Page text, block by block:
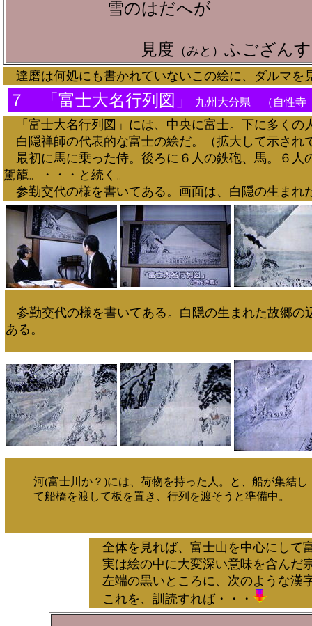
雪のはだへが
見度 （みと） ふござん
達磨は何処にも書かれていないこの絵に、ダルマを
７ 「富士大名行列図」 九州大分県 （自性
「富士大名行列図」には、中央に富士。下に多くの
白隠禅師の代表的な富士の絵だ。（拡大して示され
最初に馬に乗った侍。後ろに６人の鉄砲、馬。６人
駕籠。・・・と続く。
参勤交代の様を書いてある。画面は、白隠の生まれ
参勤交代の様を書いてある。白隠の生まれた故郷の
ある。
河(富士川か？)には、荷物を持った人。と、船が集結し
て船橋を渡して板を置き、行列を渡そうと準備中。
全体を見れば、富士山を中心にして
実は絵の中に大変深い意味を含んだ
左端の黒いところに、次のような漢
これを、訓読すれば・・・